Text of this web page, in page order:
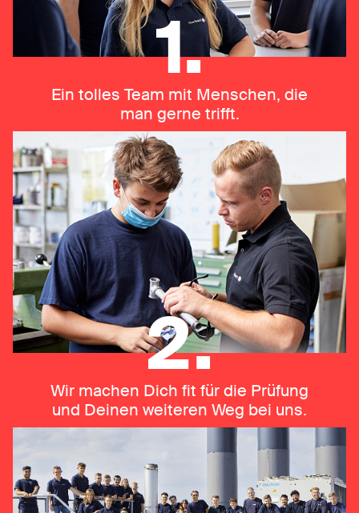
1.
Ein tolles Team mit Menschen, die
man gerne trifft.
2.
Wir machen Dich fit für die Prüfung
und Deinen weiteren Weg bei uns.